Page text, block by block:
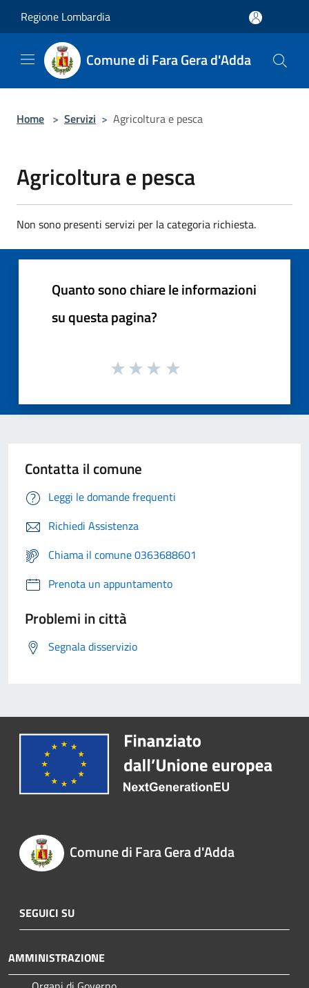
Regione Lombardia
Comune di Fara Gera d'Adda
Home > Servizi > Agricoltura e pesca
Agricoltura e pesca
Non sono presenti servizi per la categoria richiesta.
Quanto sono chiare le informazioni
su questa pagina?
Contatta il comune
Leggi le domande frequenti
Richiedi Assistenza
Chiama il comune 0363688601
Prenota un appuntamento
Problemi in città
Segnala disservizio
Comune di Fara Gera d'Adda
SEGUICI SU
AMMINISTRAZIONE